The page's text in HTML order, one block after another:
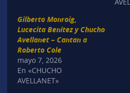
Gilberto Monroig,
Lucecita Benítez y Chucho
Avellanet – Cantan a
Roberto Cole
mayo 7, 2026
En «CHUCHO
AVELLANET»